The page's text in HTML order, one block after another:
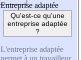
Entreprise adaptée
Qu'est-ce qu'une
entreprise adaptée
?
L'entreprise adaptée
permet à un travailleur